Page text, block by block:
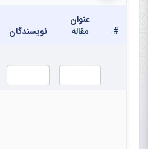
#
عنوان
مقاله
نویسندگان